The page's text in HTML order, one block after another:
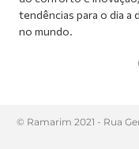
tendências para o dia a
no mundo.
© Ramarim 2021 - Rua